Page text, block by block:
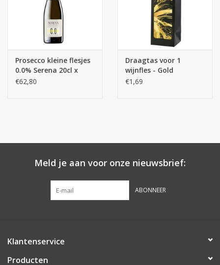
Prosecco kleine flesjes
0.0% Serena 20cl x
24st.
€62,80
Draagtas voor 1
wijnfles - Gold
€1,69
Meld je aan voor onze nieuwsbrief:
ABONNEER
Klantenservice
Producten